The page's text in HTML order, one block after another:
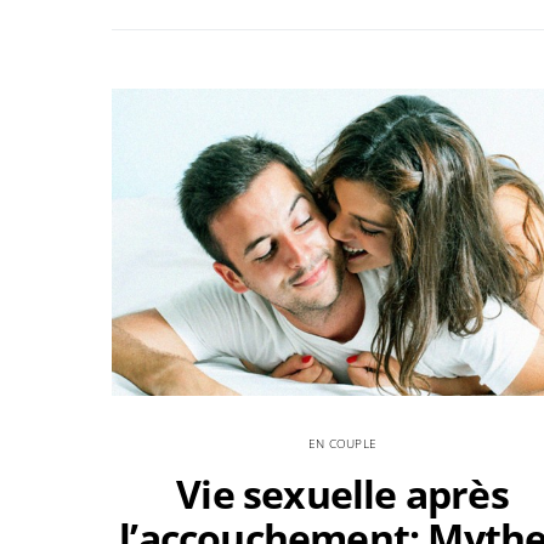
EN COUPLE
Vie sexuelle après